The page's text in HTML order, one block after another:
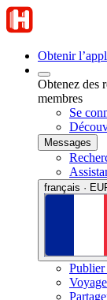
Obtenir
Obtenez des
membres
Se
Messages
français ·
Publier